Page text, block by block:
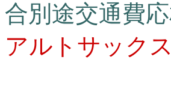
合別途交通費応
アルトサック